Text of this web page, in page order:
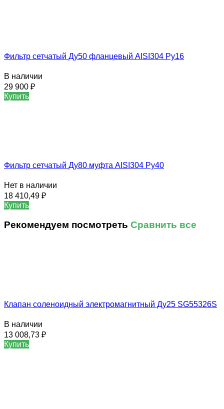
Фильтр сетчатый Ду50 фланцевый AISI304 Ру16
В наличии
29 900 ₽
Купить
Фильтр сетчатый Ду80 муфта AISI304 Ру40
Нет в наличии
18 410,49 ₽
Купить
Рекомендуем посмотреть Сравнить все
Клапан соленоидный электромагнитный Ду25 SG55326S
В наличии
13 008,73 ₽
Купить